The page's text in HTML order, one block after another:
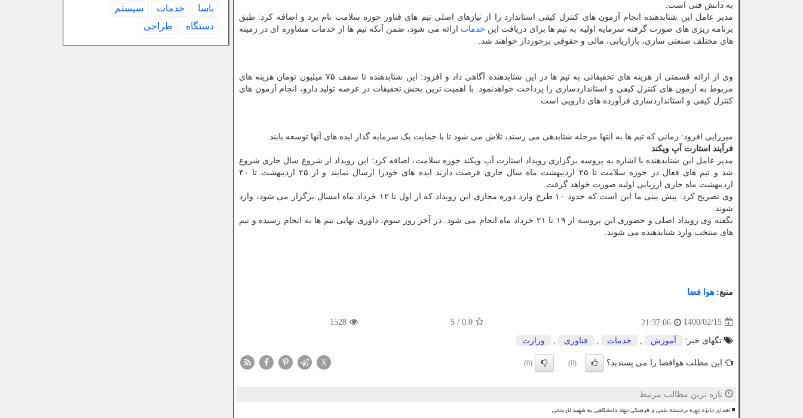
به دانش فنی است.
مدیر عامل این شتابدهنده انجام آزمون های کنترل کیفی استاندارد را از نیازهای اصلی تیم ‎های فناور حوزه سلامت نام برد و اضافه کرد: طبق
برنامه ریزی های صورت گرفته سرمایه اولیه به تیم ها برای دریافت این خدمات ارائه می شود، ضمن آنکه تیم ها از خدمات مشاوره ای در زمینه
های مختلف صنعتی سازی، بازاریابی، مالی و حقوقی برخوردار خواهند شد.
وی از ارائه قسمتی از هزینه های تحقیقاتی به تیم ها در این شتابدهنده آگاهی داد و افزود: این شتابدهنده تا سقف ۷۵ میلیون تومان هزینه های
مربوط به آزمون های کنترل کیفی و استانداردسازی را پرداخت خواهدنمود. با اهمیت ترین بخش تحقیقات در عرصه تولید دارو، انجام آزمون های
کنترل کیفی و استانداردسازی فرآورده های دارویی است.
میرزایی افزود: زمانی که تیم ها به انتها مرحله شتابدهی می ‎رسند، تلاش می شود تا با حمایت یک سرمایه گذار ایده های آنها توسعه یابند.
فرآیند استارت آپ ویکند
مدیر عامل این شتابدهنده با اشاره به پروسه برگزاری رویداد استارت آپ ویکند حوزه سلامت، اضافه کرد: این رویداد از شروع سال جاری شروع
شد و تیم های فعال در حوزه سلامت تا ۲۵ اردیبهشت ماه سال جاری فرصت دارند ایده های خودرا ارسال نمایند و از ۲۵ اردیبهشت تا ۳۰
اردیبهشت ماه جاری ارزیابی اولیه صورت خواهد گرفت.
وی تصریح کرد: پیش بینی ما این است که حدود ۱۰ طرح وارد دوره مجازی این رویداد که از اول تا ۱۲ خرداد ماه امسال برگزار می شود، وارد
شوند.
بگفته وی رویداد اصلی و حضوری این پروسه از ۱۹ تا ۲۱ خرداد ماه انجام می شود. در آخر روز سوم، داوری نهایی تیم ها به انجام رسیده و تیم
های منتخب وارد شتابدهنده می شوند.
منبع: هوا فضا
1400/02/15
21:37:06
0.0
/
5
1528
تگهای خبر: آموزش خدمات فناوری وزارت
این مطلب هوافضا را می پسندید؟ (0)
(0)
X
تازه ترین مطالب مرتبط
اهدای جایزه چهره برجسته علمی و فرهنگی جهاد دانشگاهی به شهید لاریجانی
ناسا
خدمات
سیستم
دستگاه
طراحی